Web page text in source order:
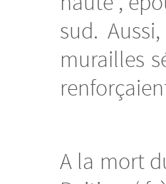
sud.
murailles
A la mort